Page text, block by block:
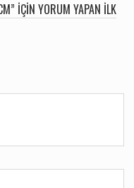
IÇIN YORUM YAPAN ILK